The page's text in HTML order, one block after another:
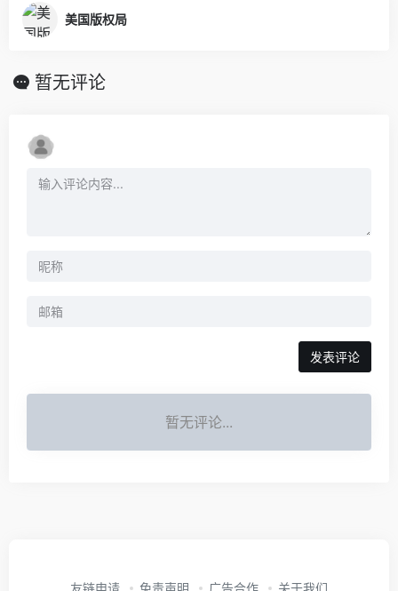
美国版权局
暂无评论
发表评论
暂无评论...
友链申请 免责声明 广告合作 关于我们